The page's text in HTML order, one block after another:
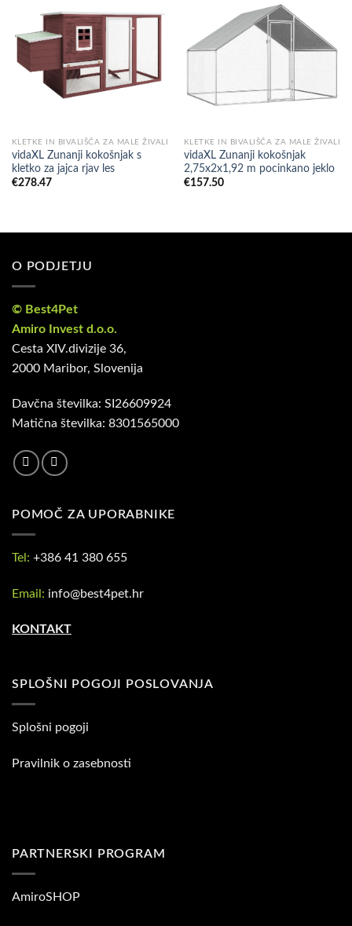
KLETKE IN BIVALIŠČA ZA MALE ŽIVALI
vidaXL Zunanji kokošnjak s
kletko za jajca rjav les
€278.47
KLETKE IN BIVALIŠČA ZA MALE ŽIVALI
vidaXL Zunanji kokošnjak
2,75x2x1,92 m pocinkano jeklo
€157.50
O PODJETJU
© Best4Pet
Amiro Invest d.o.o.
Cesta XIV.divizije 36,
2000 Maribor, Slovenija
Davčna številka: SI26609924
Matična številka: 8301565000
POMOČ ZA UPORABNIKE
Tel: +386 41 380 655
Email: info@best4pet.hr
KONTAKT
SPLOŠNI POGOJI POSLOVANJA
Splošni pogoji
Pravilnik o zasebnosti
PARTNERSKI PROGRAM
AmiroSHOP